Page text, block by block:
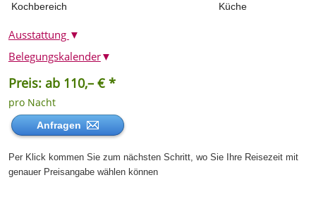
Kochbereich
Küche
Ausstattung ▼
Preis: ab 110,– € *
pro Nacht
Anfragen
Per Klick kommen Sie zum nächsten Schritt, wo Sie Ihre Reisezeit mit
genauer Preisangabe wählen können
Belegungskalender▼